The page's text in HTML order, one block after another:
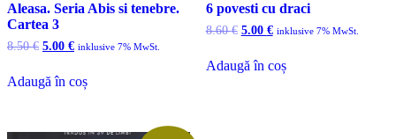
Aleasa. Seria Abis si tenebre.
Cartea 3
8.50€ Prețul
a
fost:
5.00 €Prețul
5.00 €.
inklusive 7% MwSt.
Adaugă în coș
6 povesti cu draci
8.60€ Prețul
a
fost:
5.00 €Prețul
5.00 €.
inklusive 7% MwSt.
Adaugă în coș